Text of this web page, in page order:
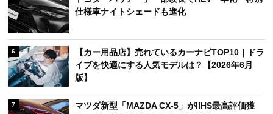
仕様車ナイトシェードも進化
6
【カー用品店】売れているカーナビTOP10｜ドラ
イブを快適にする人気モデルは？【2026年6月
版】
7
マツダ新型「MAZDA CX-5」がIIHS最高評価獲